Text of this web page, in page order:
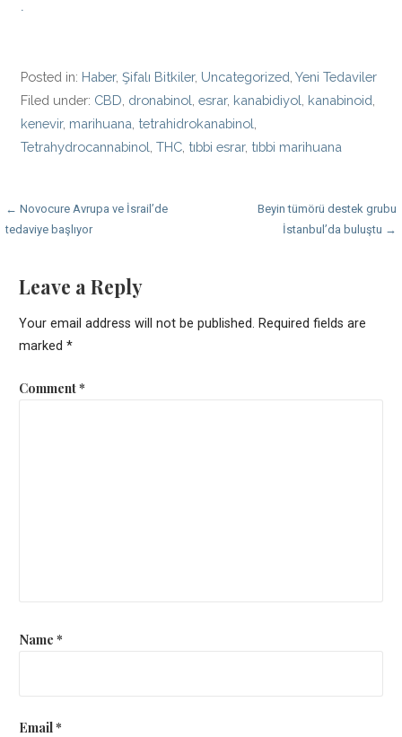
Posted in: Haber,Şifalı Bitkiler, Uncategorized,Yeni Tedaviler
Filed under: CBD, dronabinol,esrar, kanabidiyol, kanabinoid,
kenevir, marihuana,tetrahidrokanabinol,
Tetrahydrocannabinol,THC,tıbbi esrar,tıbbi marihuana
Post
navigation
← Novocure Avrupa ve İsrail’de
tedaviye başlıyor
Beyin tümörü destek grubu
İstanbul’da buluştu →
Leave a Reply
Your email address will not be published. Required fields are
marked *
Comment*
Name *
Email*